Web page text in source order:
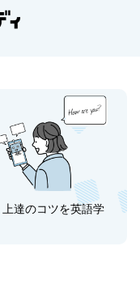
達のコツを英語学